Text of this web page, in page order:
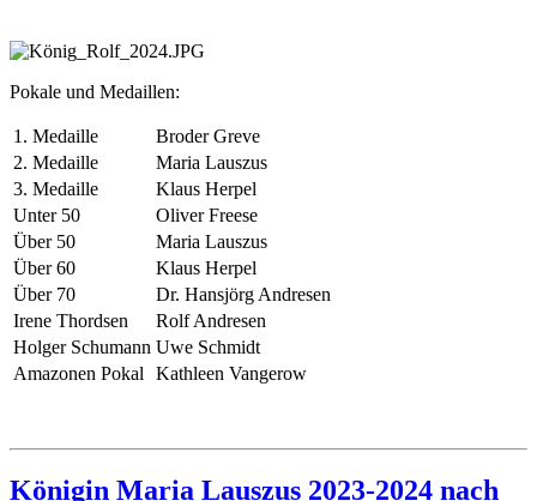
Pokale und Medaillen:
1. Medaille
Broder Greve
2. Medaille
Maria Lauszus
3. Medaille
Klaus Herpel
Unter 50
Oliver Freese
Über 50
Maria Lauszus
Über 60
Klaus Herpel
Über 70
Dr. Hansjörg Andresen
Irene Thordsen
Rolf Andresen
Holger Schumann Uwe Schmidt
Amazonen Pokal
Kathleen Vangerow
Königin Maria Lauszus 2023-2024 nach